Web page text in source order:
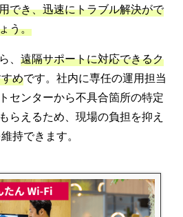
でき、迅速にトラブル解決がで
う。
、 遠隔サポートに対応できるク
めです。社内に専任の運用担当
センターから不具合箇所の特定
らえるため、現場の負担を抑え
持できます。